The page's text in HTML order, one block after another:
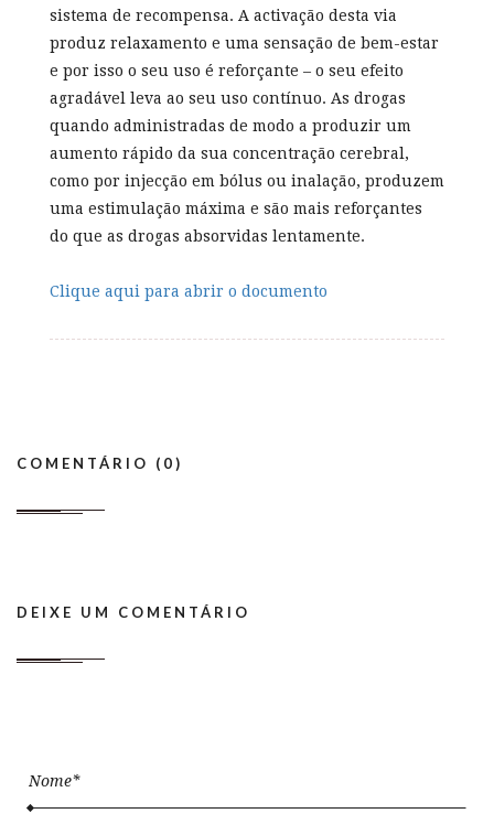
sistema de recompensa. A activação desta via
produz relaxamento e uma sensação de bem-estar
e por isso o seu uso é reforçante – o seu efeito
agradável leva ao seu uso contínuo. As drogas
quando administradas de modo a produzir um
aumento rápido da sua concentração cerebral,
como por injecção em bólus ou inalação, produzem
uma estimulação máxima e são mais reforçantes
do que as drogas absorvidas lentamente.
Clique aqui para abrir o documento
COMENTÁRIO (0)
DEIXE UM COMENTÁRIO